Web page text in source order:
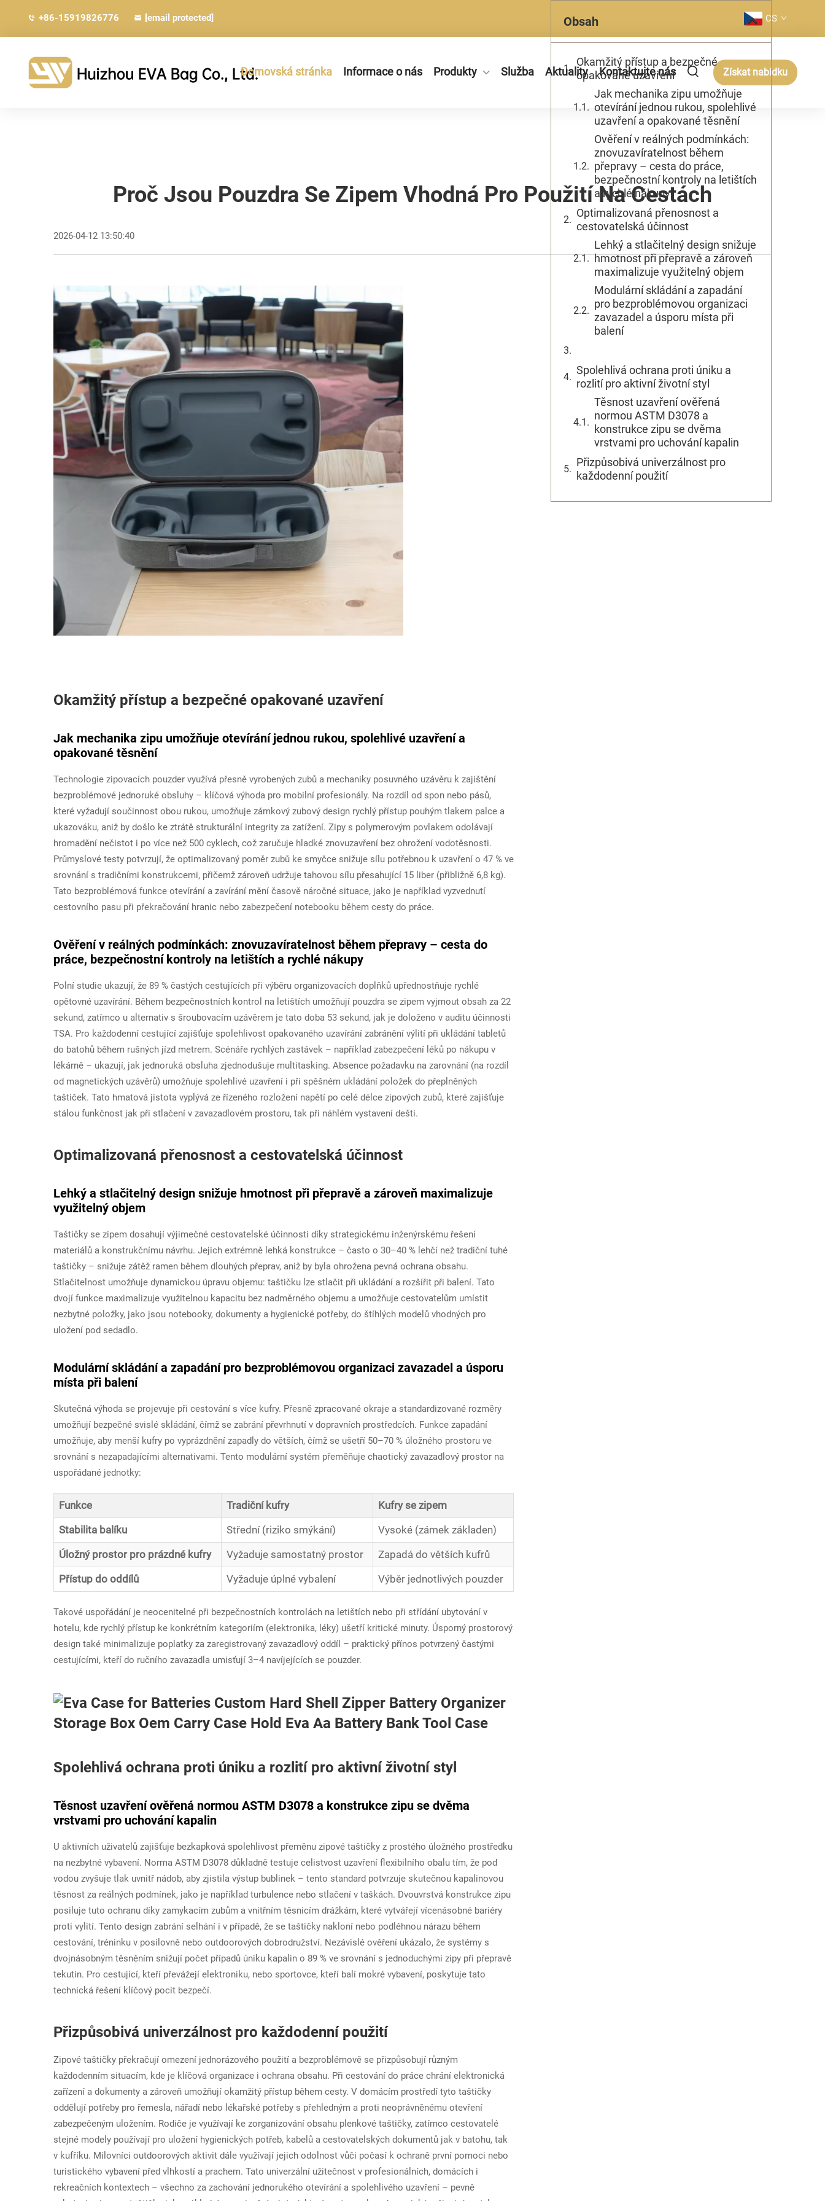
+86-15919826776 [email protected] CS
Domovská stránka Informace o nás Produkty Služba Aktuality Kontaktujte nás Získat nabídku
Proč Jsou Pouzdra Se Zipem Vhodná Pro Použití Na Cestách
2026-04-12 13:50:40
Okamžitý přístup a bezpečné opakované uzavření
Jak mechanika zipu umožňuje otevírání jednou rukou, spolehlivé uzavření a
opakované těsnění
Technologie zipovacích pouzder využívá přesně vyrobených zubů a mechaniky posuvného uzávěru k zajištění
bezproblémové jednoruké obsluhy – klíčová výhoda pro mobilní profesionály. Na rozdíl od spon nebo pásů,
které vyžadují součinnost obou rukou, umožňuje zámkový zubový design rychlý přístup pouhým tlakem palce a
ukazováku, aniž by došlo ke ztrátě strukturální integrity za zatížení. Zipy s polymerovým povlakem odolávají
hromadění nečistot i po více než 500 cyklech, což zaručuje hladké znovuzavření bez ohrožení vodotěsnosti.
Průmyslové testy potvrzují, že optimalizovaný poměr zubů ke smyčce snižuje sílu potřebnou k uzavření o 47 % ve
srovnání s tradičními konstrukcemi, přičemž zároveň udržuje tahovou sílu přesahující 15 liber (přibližně 6,8 kg).
Tato bezproblémová funkce otevírání a zavírání mění časově náročné situace, jako je například vyzvednutí
cestovního pasu při překračování hranic nebo zabezpečení notebooku během cesty do práce.
Ověření v reálných podmínkách: znovuzavíratelnost během přepravy – cesta do
práce, bezpečnostní kontroly na letištích a rychlé nákupy
Polní studie ukazují, že 89 % častých cestujících při výběru organizovacích doplňků upřednostňuje rychlé
opětovné uzavírání. Během bezpečnostních kontrol na letištích umožňují pouzdra se zipem vyjmout obsah za 22
sekund, zatímco u alternativ s šroubovacím uzávěrem je tato doba 53 sekund, jak je doloženo v auditu účinnosti
TSA. Pro každodenní cestující zajišťuje spolehlivost opakovaného uzavírání zabránění výlití při ukládání tabletů
do batohů během rušných jízd metrem. Scénáře rychlých zastávek – například zabezpečení léků po nákupu v
lékárně – ukazují, jak jednoruká obsluha zjednodušuje multitasking. Absence požadavku na zarovnání (na rozdíl
od magnetických uzávěrů) umožňuje spolehlivé uzavření i při spěšném ukládání položek do přeplněných
taštiček. Tato hmatová jistota vyplývá ze řízeného rozložení napětí po celé délce zipových zubů, které zajišťuje
stálou funkčnost jak při stlačení v zavazadlovém prostoru, tak při náhlém vystavení dešti.
Optimalizovaná přenosnost a cestovatelská účinnost
Lehký a stlačitelný design snižuje hmotnost při přepravě a zároveň maximalizuje
využitelný objem
Taštičky se zipem dosahují výjimečné cestovatelské účinnosti díky strategickému inženýrskému řešení
materiálů a konstrukčnímu návrhu. Jejich extrémně lehká konstrukce – často o 30–40 % lehčí než tradiční tuhé
taštičky – snižuje zátěž ramen během dlouhých přeprav, aniž by byla ohrožena pevná ochrana obsahu.
Stlačitelnost umožňuje dynamickou úpravu objemu: taštičku lze stlačit při ukládání a rozšířit při balení. Tato
dvojí funkce maximalizuje využitelnou kapacitu bez nadměrného objemu a umožňuje cestovatelům umístit
nezbytné položky, jako jsou notebooky, dokumenty a hygienické potřeby, do štíhlých modelů vhodných pro
uložení pod sedadlo.
Modulární skládání a zapadání pro bezproblémovou organizaci zavazadel a úsporu
místa při balení
Skutečná výhoda se projevuje při cestování s více kufry. Přesně zpracované okraje a standardizované rozměry
umožňují bezpečné svislé skládání, čímž se zabrání převrhnutí v dopravních prostředcích. Funkce zapadání
umožňuje, aby menší kufry po vyprázdnění zapadly do větších, čímž se ušetří 50–70 % úložného prostoru ve
srovnání s nezapadajícími alternativami. Tento modulární systém přeměňuje chaotický zavazadlový prostor na
uspořádané jednotky:
Funkce Tradiční kufry
Kufry se zipem
Stabilita balíku
Střední (riziko smýkání)
Vysoké (zámek základen)
Úložný prostor pro prázdné kufry
Vyžaduje samostatný prostor
Zapadá do větších kufrů
Přístup do oddílů
Vyžaduje úplné vybalení Výběr jednotlivých pouzder
Takové uspořádání je neocenitelné při bezpečnostních kontrolách na letištích nebo při střídání ubytování v
hotelu, kde rychlý přístup ke konkrétním kategoriím (elektronika, léky) ušetří kritické minuty. Úsporný prostorový
design také minimalizuje poplatky za zaregistrovaný zavazadlový oddíl – praktický přínos potvrzený častými
cestujícími, kteří do ručního zavazadla umisťují 3–4 navíjejících se pouzder.
Spolehlivá ochrana proti úniku a rozlití pro aktivní životní styl
Těsnost uzavření ověřená normou ASTM D3078 a konstrukce zipu se dvěma
vrstvami pro uchování kapalin
U aktivních uživatelů zajišťuje bezkapková spolehlivost přeměnu zipové taštičky z prostého úložného prostředku
na nezbytné vybavení. Norma ASTM D3078 důkladně testuje celistvost uzavření flexibilního obalu tím, že pod
vodou zvyšuje tlak uvnitř nádob, aby zjistila výstup bublinek – tento standard potvrzuje skutečnou kapalinovou
těsnost za reálných podmínek, jako je například turbulence nebo stlačení v taškách. Dvouvrstvá konstrukce zipu
posiluje tuto ochranu díky zamykacím zubům a vnitřním těsnicím drážkám, které vytvářejí vícenásobné bariéry
proti vylití. Tento design zabrání selhání i v případě, že se taštičky nakloní nebo podléhnou nárazu během
cestování, tréninku v posilovně nebo outdoorových dobrodružství. Nezávislé ověření ukázalo, že systémy s
dvojnásobným těsněním snižují počet případů úniku kapalin o 89 % ve srovnání s jednoduchými zipy při přepravě
tekutin. Pro cestující, kteří převážejí elektroniku, nebo sportovce, kteří balí mokré vybavení, poskytuje tato
technická řešení klíčový pocit bezpečí.
Přizpůsobivá univerzálnost pro každodenní použití
Zipové taštičky překračují omezení jednorázového použití a bezproblémově se přizpůsobují různým
každodenním situacím, kde je klíčová organizace i ochrana obsahu. Při cestování do práce chrání elektronická
zařízení a dokumenty a zároveň umožňují okamžitý přístup během cesty. V domácím prostředí tyto taštičky
oddělují potřeby pro řemesla, nářadí nebo lékařské potřeby s přehledným a proti neoprávněnému otevření
zabezpečeným uložením. Rodiče je využívají ke zorganizování obsahu plenkové taštičky, zatímco cestovatelé
stejné modely používají pro uložení hygienických potřeb, kabelů a cestovatelských dokumentů jak v batohu, tak
v kufříku. Milovníci outdoorových aktivit dále využívají jejich odolnost vůči počasí k ochraně první pomoci nebo
turistického vybavení před vlhkostí a prachem. Tato univerzální užitečnost v profesionálních, domácích i
rekreačních kontextech – všechno za zachování jednorukého otevírání a spolehlivého uzavření – pevně
Obsah
Okamžitý přístup a bezpečné
opakované uzavření
Jak mechanika zipu umožňuje
otevírání jednou rukou, spolehlivé
uzavření a opakované těsnění
Ověření v reálných podmínkách:
znovuzavíratelnost během
přepravy – cesta do práce,
bezpečnostní kontroly na letištích
a rychlé nákupy
Optimalizovaná přenosnost a
cestovatelská účinnost
Lehký a stlačitelný design snižuje
hmotnost při přepravě a zároveň
maximalizuje využitelný objem
Modulární skládání a zapadání
pro bezproblémovou organizaci
zavazadel a úsporu místa při
balení
Spolehlivá ochrana proti úniku a
rozlití pro aktivní životní styl
Těsnost uzavření ověřená
normou ASTM D3078 a
konstrukce zipu se dvěma
vrstvami pro uchování kapalin
Přizpůsobivá univerzálnost pro
každodenní použití